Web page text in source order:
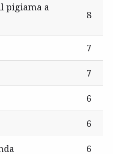
pigiama a
8
7
7
6
6
6